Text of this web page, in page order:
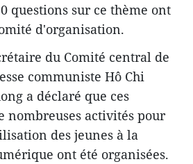
questions sur ce thème ont
d'organisation.
du Comité central de
communiste Hô Chi
a déclaré que ces
nombreuses activités pour
des jeunes à la
ont été organisées.